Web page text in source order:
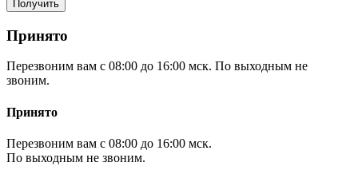
Принято
Перезвоним вам с 08:00 до 16:00 мск. По выходным не
звоним.
Принято
Перезвоним вам с 08:00 до 16:00 мск.
По выходным не звоним.